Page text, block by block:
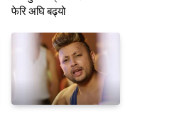
फेरि अघि बढ्यो